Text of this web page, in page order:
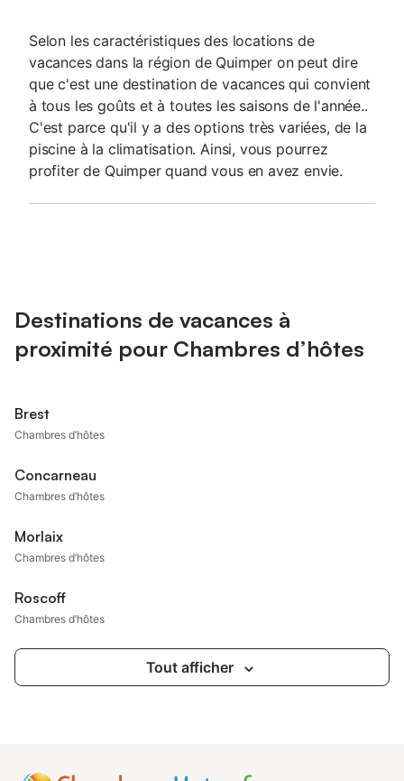
Selon les caractéristiques des locations de
vacances dans la région de Quimper on peut dire
que c'est une destination de vacances qui convient
à tous les goûts et à toutes les saisons de l'année..
C'est parce qu'il y a des options très variées, de la
piscine à la climatisation. Ainsi, vous pourrez
profiter de Quimper quand vous en avez envie.
Destinations de vacances à
proximité pour Chambres d’hôtes
Brest
Chambres d’hôtes
Concarneau
Chambres d’hôtes
Morlaix
Chambres d’hôtes
Roscoff
Chambres d’hôtes
Tout afficher